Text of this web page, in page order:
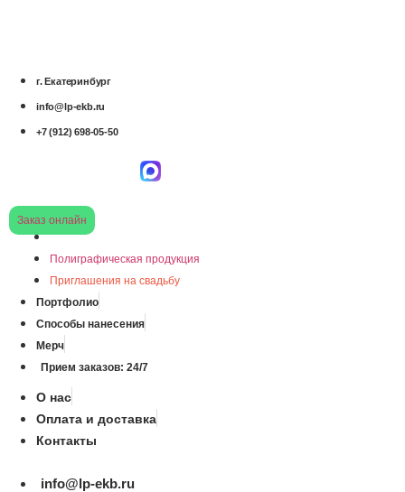
г. Екатеринбург
info@lp-ekb.ru
+7 (912) 698-05-50
Заказ онлайн
Полиграфическая продукция
Приглашения на свадьбу
Портфолио
Способы нанесения
Мерч
Прием заказов: 24/7
О нас
Оплата и доставка
Контакты
info@lp-ekb.ru